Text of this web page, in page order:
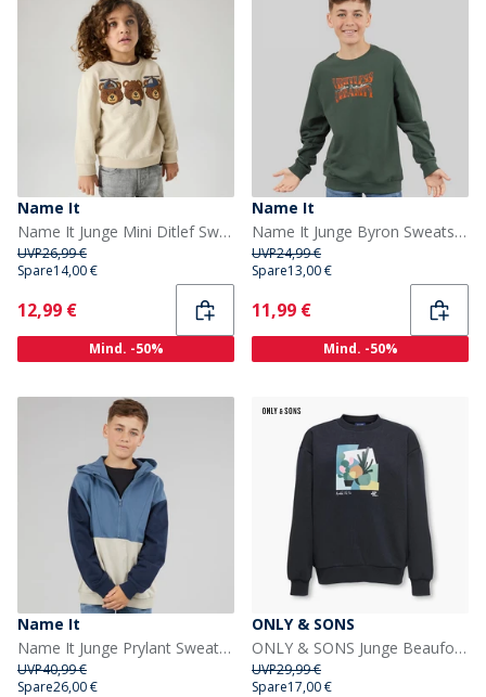
Name It
Name It Junge Mini Ditlef Sweatshirt Peyote
UVP26,99 €
Spare14,00 €
Current
12,99 €
Mind. -50%
Name It
Name It Junge Byron Sweatshirt Urban Chic
UVP24,99 €
Spare13,00 €
Current
11,99 €
Mind. -50%
Name It
Name It Junge Prylant Sweatshirt Pure Cashmere
UVP40,99 €
Spare26,00 €
ONLY & SONS
ONLY & SONS Junge Beaufort Sweatshirt Schwarz
UVP29,99 €
Spare17,00 €